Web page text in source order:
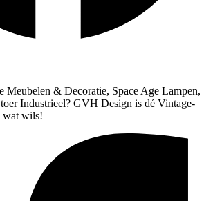
Meubelen & Decoratie, Space Age Lampen,
Industrieel? GVH Design is dé Vintage-
wat wils!